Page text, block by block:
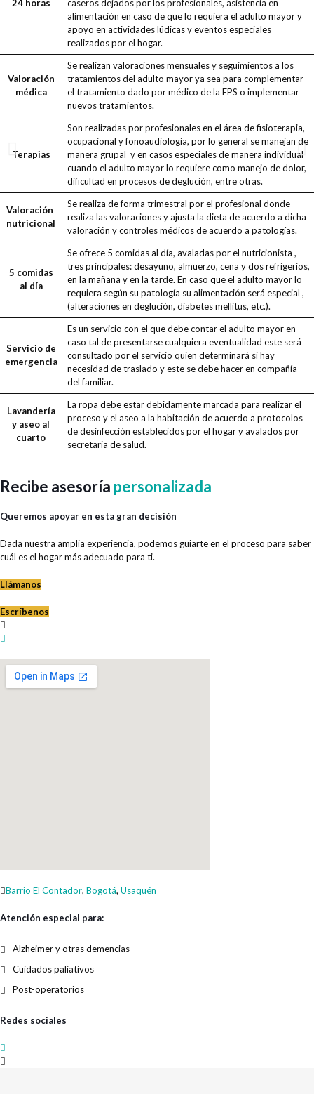
24 horas
caseros dejados por los profesionales, asistencia en
alimentación en caso de que lo requiera el adulto mayor y
apoyo en actividades lúdicas y eventos especiales
realizados por el hogar.
Valoración
médica
Se realizan valoraciones mensuales y seguimientos a los
tratamientos del adulto mayor ya sea para complementar
el tratamiento dado por médico de la EPS o implementar
nuevos tratamientos.
Terapias
Son realizadas por profesionales en el área de fisioterapia,
ocupacional y fonoaudiología, por lo general se manejan de
manera grupal y en casos especiales de manera individual
cuando el adulto mayor lo requiere como manejo de dolor,
dificultad en procesos de deglución, entre otras.
Valoración
nutricional
Se realiza de forma trimestral por el profesional donde
realiza las valoraciones y ajusta la dieta de acuerdo a dicha
valoración y controles médicos de acuerdo a patologías.
5 comidas
al día
Se ofrece 5 comidas al día, avaladas por el nutricionista ,
tres principales: desayuno, almuerzo, cena y dos refrigerios,
en la mañana y en la tarde. En caso que el adulto mayor lo
requiera según su patología su alimentación será especial ,
(alteraciones en deglución, diabetes mellitus, etc.).
Servicio de
emergencia
Es un servicio con el que debe contar el adulto mayor en
caso tal de presentarse cualquiera eventualidad este será
consultado por el servicio quien determinará si hay
necesidad de traslado y este se debe hacer en compañía
del familiar.
Lavandería
y aseo al
cuarto
La ropa debe estar debidamente marcada para realizar el
proceso y el aseo a la habitación de acuerdo a protocolos
de desinfección establecidos por el hogar y avalados por
secretaria de salud.
Recibe asesoría personalizada
Queremos apoyar en esta gran decisión
Dada nuestra amplia experiencia, podemos guiarte en el proceso para saber
cuál es el hogar más adecuado para ti.
Llámanos
Escríbenos
Barrio El Contador, Bogotá, Usaquén
Atención especial para:
Alzheimer y otras demencias
Cuidados paliativos
Post-operatorios
Redes sociales